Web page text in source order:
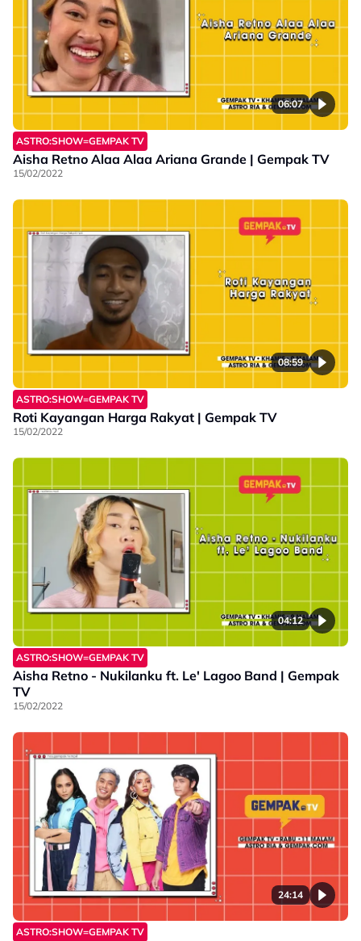
06:07
ASTRO:SHOW=GEMPAK TV
Aisha Retno Alaa Alaa Ariana Grande | Gempak TV
15/02/2022
08:59
ASTRO:SHOW=GEMPAK TV
Roti Kayangan Harga Rakyat | Gempak TV
15/02/2022
04:12
ASTRO:SHOW=GEMPAK TV
Aisha Retno - Nukilanku ft. Le' Lagoo Band | Gempak
TV
15/02/2022
24:14
ASTRO:SHOW=GEMPAK TV